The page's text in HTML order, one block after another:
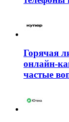
Горячая
онлайн-
частые